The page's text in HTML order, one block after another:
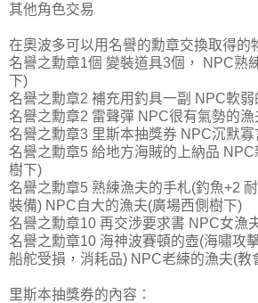
其他角色交易
在奧波多可以用名譽的勳章交換取得的
名譽之勳章1個 變裝道具3個， NPC熟
下)
名譽之勳章2 補充用釣具一副 NPC軟
名譽之勳章2 雷聲彈 NPC很有氣勢的
名譽之勳章3 里斯本抽獎券 NPC沉默
名譽之勳章5 給地方海賊的上納品 NPC
樹下)
名譽之勳章5 熟練漁夫的手札(釣魚+2
裝備) NPC自大的漁夫(廣場西側樹下)
名譽之勳章10 再交涉要求書 NPC女漁
名譽之勳章10 海神波賽頓的壺(海嘯攻
船舵受損，消耗品) NPC老練的漁夫(教
里斯本抽獎券的內容：